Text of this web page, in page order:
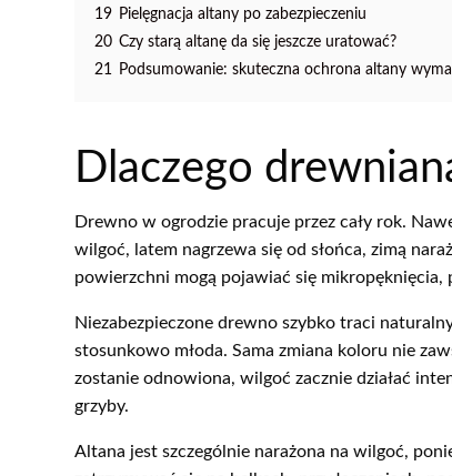
19 Pielęgnacja altany po zabezpieczeniu
20 Czy starą altanę da się jeszcze uratować?
21 Podsumowanie: skuteczna ochrona altany
Dlaczego
Drewno w ogrodzie pracuje przez cały rok.
wilgoć, latem nagrzewa się od słońca, zimą
powierzchni mogą pojawiać się mikropęknięcia,
Niezabezpieczone drewno szybko traci
stosunkowo młoda. Sama zmiana koloru nie
zostanie odnowiona, wilgoć zacznie działać
grzyby.
Altana jest szczególnie narażona na wilgoć,